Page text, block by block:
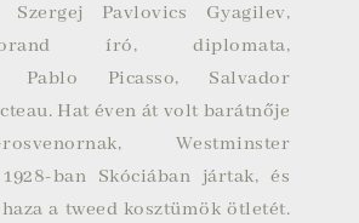
Szergej Pavlovics Gyagilev,
író, diplomata,
Pablo Picasso, Salvador
. Hat éven át volt barátnője
Westminster
1928-ban Skóciában jártak, és
a tweed kosztümök ötletét.